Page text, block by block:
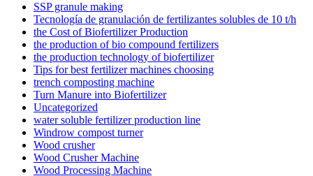
SSP granule making
Tecnología de granulación de fertilizantes solubles de 10 t/h
the Cost of Biofertilizer Production
the production of bio compound fertilizers
the production technology of biofertilizer
Tips for best fertilizer machines choosing
trench composting machine
Turn Manure into Biofertilizer
Uncategorized
water soluble fertilizer production line
Windrow compost turner
Wood crusher
Wood Crusher Machine
Wood Processing Machine